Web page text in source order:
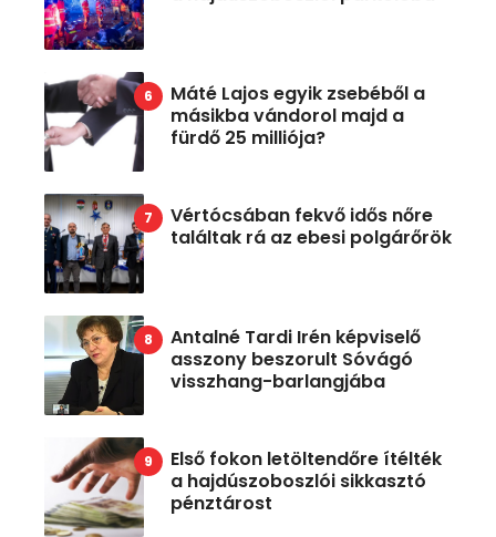
Máté Lajos egyik zsebéből a
másikba vándorol majd a
fürdő 25 milliója?
Vértócsában fekvő idős nőre
találtak rá az ebesi polgárőrök
Antalné Tardi Irén képviselő
asszony beszorult Sóvágó
visszhang-barlangjába
Első fokon letöltendőre ítélték
a hajdúszoboszlói sikkasztó
pénztárost